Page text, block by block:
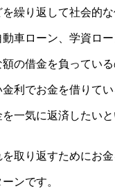
繰り返して社会的な
車ローン、学資ロ
の借金を負ってい
利でお金を借りてい
一気に返済したいと
取り返すためにお
ンです。